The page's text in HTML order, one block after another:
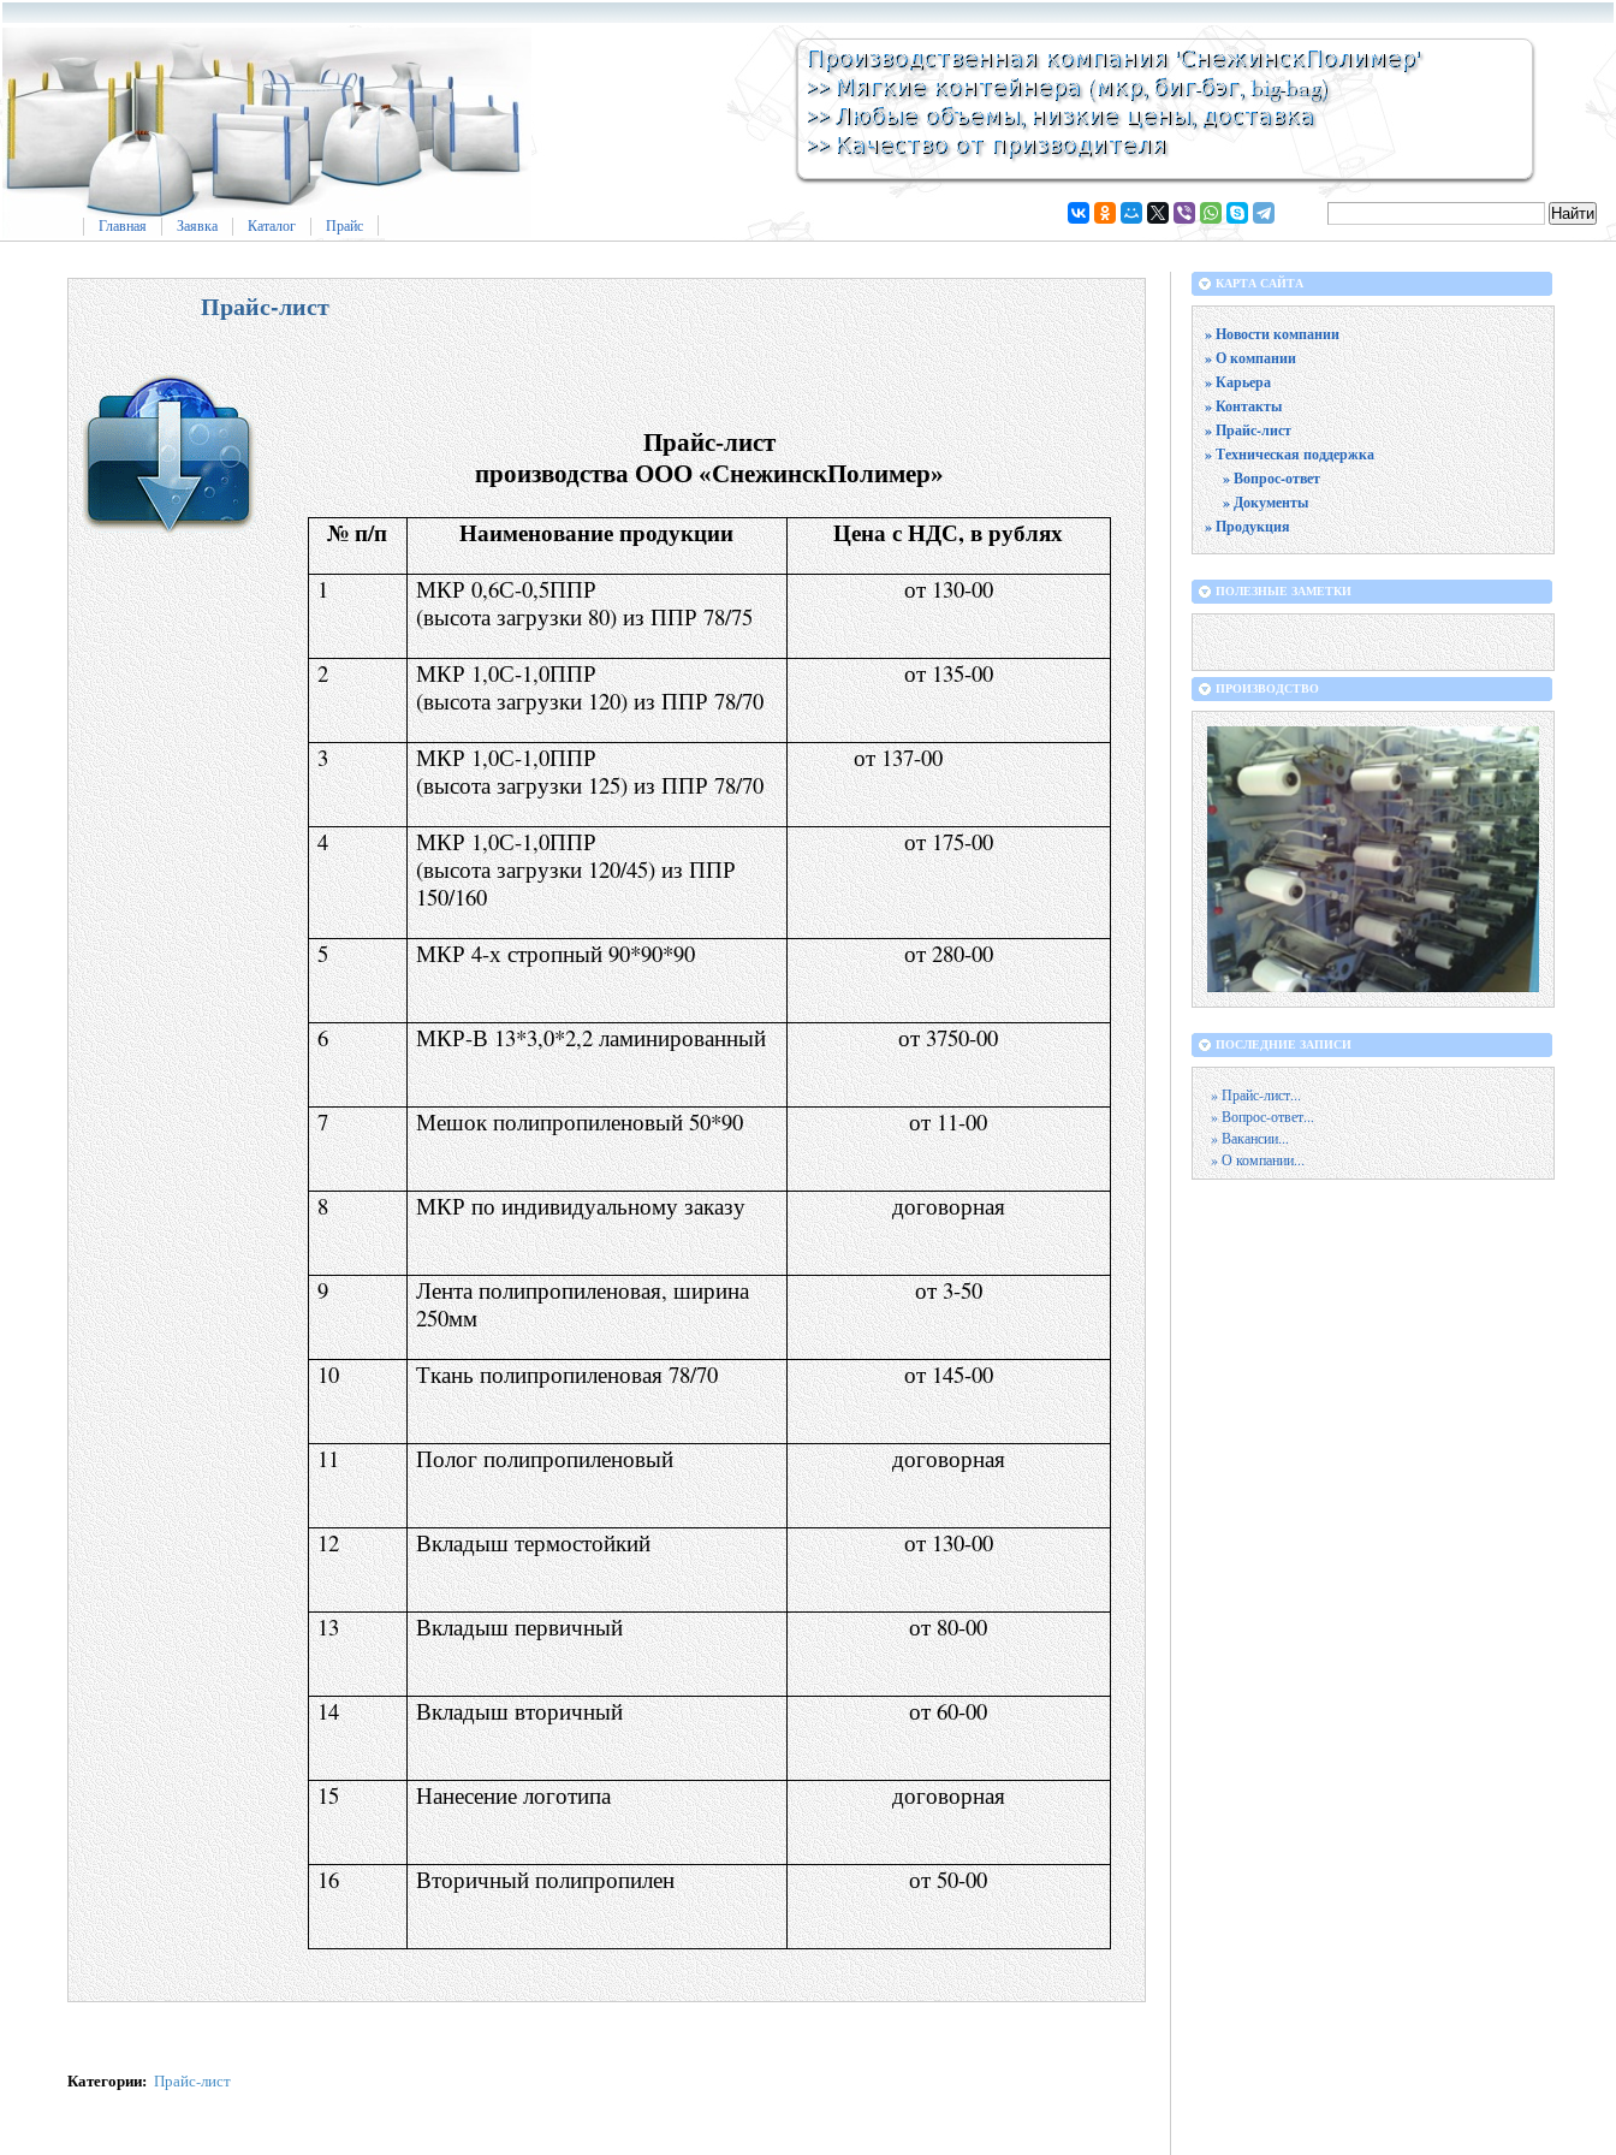
Главная Заявка Каталог Прайс
Прайс-лист
Прайс-лист
производства ООО «СнежинскПолимер»
№ п/п Наименование продукции Цена с НДС, в рублях
1
МКР 0,6С-0,5ППР
(высота загрузки 80) из ППР 78/75
от 130-00
2
МКР 1,0С-1,0ППР
(высота загрузки 120) из ППР 78/70
от 135-00
3
МКР 1,0С-1,0ППР
(высота загрузки 125) из ППР 78/70
от 137-00
4
МКР 1,0С-1,0ППР
(высота загрузки 120/45) из ППР
150/160
от 175-00
5 МКР 4-х стропный 90*90*90 от 280-00
6 МКР-В 13*3,0*2,2 ламинированный от 3750-00
7 Мешок полипропиленовый 50*90 от 11-00
8 МКР по индивидуальному заказу договорная
9
Лента полипропиленовая, ширина
250мм
от 3-50
10 Ткань полипропиленовая 78/70 от 145-00
11 Полог полипропиленовый договорная
12 Вкладыш термостойкий от 130-00
13 Вкладыш первичный от 80-00
14 Вкладыш вторичный от 60-00
15 Нанесение логотипа договорная
16 Вторичный полипропилен от 50-00
Категории: Прайс-лист
КАРТА САЙТА
» Новости компании
» О компании
» Карьера
» Контакты
» Прайс-лист
» Техническая поддержка
» Вопрос-ответ
» Документы
» Продукция
ПОЛЕЗНЫЕ ЗАМЕТКИ
ПРОИЗВОДСТВО
ПОСЛЕДНИЕ ЗАПИСИ
» Прайс-лист...
» Вопрос-ответ...
» Вакансии...
» О компании...